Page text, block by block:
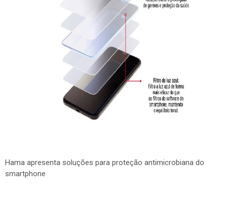
Hama apresenta soluções para proteção antimicrobiana do
smartphone